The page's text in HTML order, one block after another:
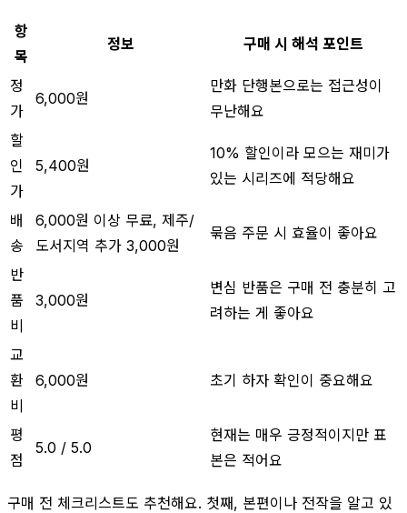
항
목
정보 구매 시 해석 포인트
정
가
6,000원
만화 단행본으로는 접근성이
무난해요
할
인
가
5,400원
10% 할인이라 모으는 재미가
있는 시리즈에 적당해요
배
송
6,000원 이상 무료, 제주/
도서지역 추가 3,000원
묶음 주문 시 효율이 좋아요
반
품
비
3,000원
변심 반품은 구매 전 충분히 고
려하는 게 좋아요
교
환
비
6,000원 초기 하자 확인이 중요해요
평
점
5.0 / 5.0
현재는 매우 긍정적이지만 표
본은 적어요
구매 전 체크리스트도 추천해요. 첫째, 본편이나 전작을 알고 있